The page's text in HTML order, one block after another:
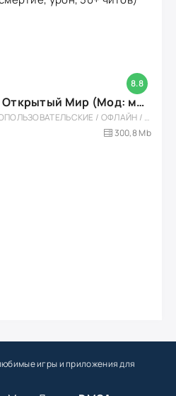
8.8
Toilet Fight Открытый Мир (Мод: много чипов, денег, все открыто, бессмертие, урон, 50+ читов)
АРКАДЫ / ОДНОПОЛЬЗОВАТЕЛЬСКИЕ / ОФЛАЙН / МОД / РОЛЕВЫЕ / ШУТЕРЫ / ОТКРЫТЫЙ МИР / ВСТРОЕННЫЙ КЕШ / 3D / ЭКШЕНЫ / ТУАЛЕТНЫЕ ВОЙНЫ / ДЛЯ ДЕТЕЙ
300,8 Mb
игрыи приложения для